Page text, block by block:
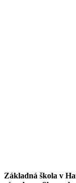
Základná škola v